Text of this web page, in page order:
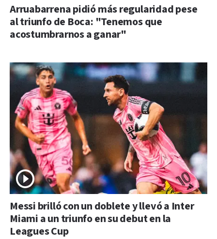
Arruabarrena pidió más regularidad pese
al triunfo de Boca: "Tenemos que
acostumbrarnos a ganar"
Messi brilló con un doblete y llevó a Inter
Miami a un triunfo en su debut en la
Leagues Cup